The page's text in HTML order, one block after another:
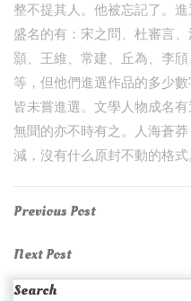
整不提其人。他被忘記了。
盛名的有：宋之問、杜審言
顥、王維、常建、丘為、李
等，但他們進選作品的多少
皆未嘗進選。文學人物成名
無聞的亦不時有之。人海蒼
減，沒有什么原封不動的格式
Post
navigation
Previous
Previous Post
Next
Post
Next Post
Search